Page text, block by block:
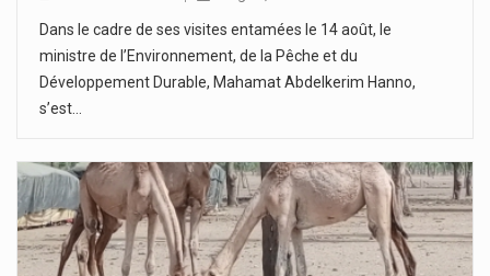
Dans le cadre de ses visites entamées le 14 août, le
ministre de l’Environnement, de la Pêche et du
Développement Durable, Mahamat Abdelkerim Hanno,
s’est…